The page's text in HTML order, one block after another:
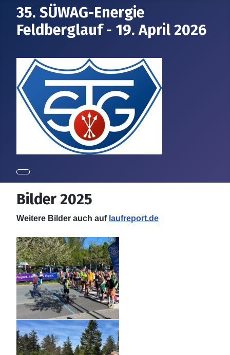
35. SÜWAG-Energie
Feldberglauf - 19. April 2026
Bilder 2025
Weitere Bilder auch auf laufreport.de